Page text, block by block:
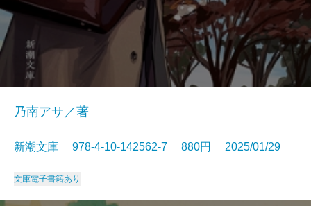
乃南アサ／著
新潮文庫 978-4-10-142562-7 880円 2025/01/29
文庫電子書籍あり